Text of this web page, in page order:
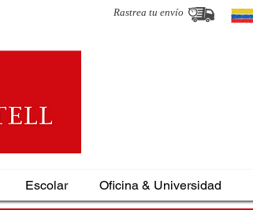
Rastrea tu envío
Escolar Oficina & Universidad